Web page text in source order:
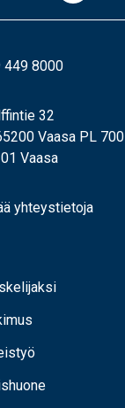
449 8000
32
Vaasa PL 700
Vaasa
yhteystietoja